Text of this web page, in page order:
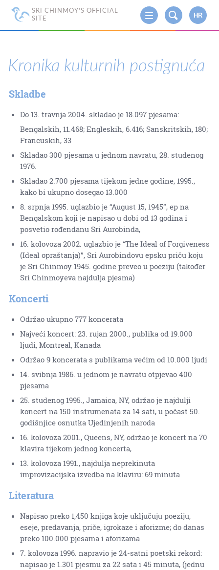
SRI CHINMOY'S OFFICIAL
SITE
HR
Kronika kulturnih postignuća
Skladbe
Do 13. travnja 2004. skladao je 18.097 pjesama:
Bengalskih, 11.468; Engleskih, 6.416; Sanskritskih, 180;
Francuskih, 33
Skladao 300 pjesama u jednom navratu, 28. studenog
1976.
Skladao 2.700 pjesama tijekom jedne godine, 1995.,
kako bi ukupno dosegao 13.000
8. srpnja 1995. uglazbio je “August 15, 1945”, ep na
Bengalskom koji je napisao u dobi od 13 godina i
posvetio rođendanu Sri Aurobinda,
16. kolovoza 2002. uglazbio je “The Ideal of Forgiveness
(Ideal opraštanja)”, Sri Aurobindovu epsku priču koju
je Sri Chinmoy 1945. godine preveo u poeziju (također
Sri Chinmoyeva najdulja pjesma)
Koncerti
Održao ukupno 777 koncerata
Najveći koncert: 23. rujan 2000., publika od 19.000
ljudi, Montreal, Kanada
Održao 9 koncerata s publikama većim od 10.000 ljudi
14. svibnja 1986. u jednom je navratu otpjevao 400
pjesama
25. studenog 1995., Jamaica, NY, održao je najdulji
koncert na 150 instrumenata za 14 sati, u počast 50.
godišnjice osnutka Ujedinjenih naroda
16. kolovoza 2001., Queens, NY, održao je koncert na 70
klavira tijekom jednog koncerta,
13. kolovoza 1991., najdulja neprekinuta
improvizacijska izvedba na klaviru: 69 minuta
Literatura
Napisao preko 1,450 knjiga koje uključuju poeziju,
eseje, predavanja, priče, igrokaze i aforizme; do danas
preko 100.000 pjesama i aforizama
7. kolovoza 1996. napravio je 24-satni poetski rekord:
napisao je 1.301 pjesmu za 22 sata i 45 minuta, (jednu